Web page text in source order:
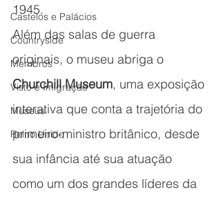
Castelos e Palácios
Countryside
Membros
Visto e Imigração
Museus
Reino Unido
1945.
Além das salas de guerra
originais, o museu abriga o
Churchill Museum, uma exposição
interativa que conta a trajetória do
primeiro-ministro britânico, desde
sua infância até sua atuação
como um dos grandes líderes da